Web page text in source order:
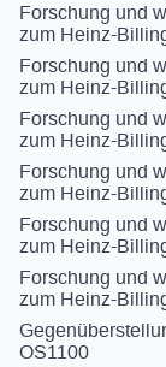
Forschung und
zum Heinz-
Forschung und
zum Heinz-
Forschung und
zum Heinz-
Forschung und
zum Heinz-
Forschung und
zum Heinz-
Forschung und
zum Heinz-
OS1100